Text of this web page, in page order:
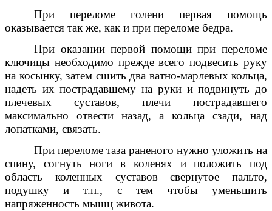
При переломе голени первая помощь
оказывается так же, как и при переломе бедра.
При оказании первой помощи при переломе
ключицы необходимо прежде всего подвесить руку
на косынку, затем сшить два ватно-марлевых кольца,
надеть их пострадавшему на руки и подвинуть до
плечевых суставов, плечи пострадавшего
максимально отвести назад, а кольца сзади, над
лопатками, связать.
При переломе таза раненого нужно уложить на
спину, согнуть ноги в коленях и положить под
область коленных суставов свернутое пальто,
подушку и т.п., с тем чтобы уменьшить
напряженность мышц живота.